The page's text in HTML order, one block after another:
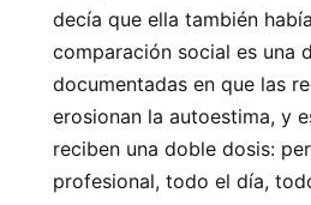
decía que ella también
comparación social es una
documentadas en que las
erosionan la autoestima, y
reciben una doble dosis:
profesional, todo el día,